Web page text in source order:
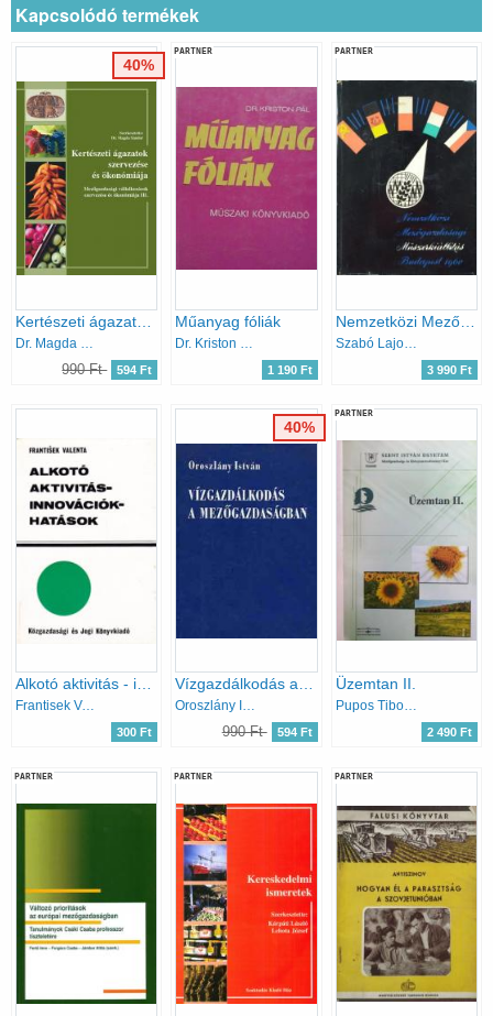
Kapcsolódó termékek
990 Ft 594 Ft
40%
PARTNER
Műanyag fóliák
1 190 Ft
PARTNER
Nemzetközi Mezőgazdasági Műszerkiállítás, Budapest 1960. május 10-31.
Szabó Lajos (szerk.), Szabó Miklós (szerk.), Szőke Mihály (szerk.), Zsohár János (szerk.)
3 990 Ft
Alkotó aktivitás - innovációk - hatások
Frantisek Valenta
300 Ft
Vízgazdálkodás a mezőgazdaságban
Oroszlány István
990 Ft 594 Ft
40%
PARTNER
Üzemtan II.
Pupos Tibor; Takácsné György K.; Nábrádi András
2 490 Ft
PARTNER PARTNER PARTNER